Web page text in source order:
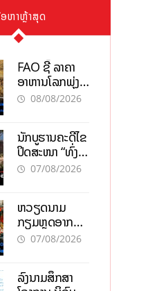
ອຫາຫຼ້າສຸດ
FAO ຊີ້ ລາຄາ
ອາຫານໂລກພຸ່ງ
ສູງສຸດໃນຮອບ 3
ສົງຄາມ, El
nino
08/08/2026
ນັກບູຮານຄະດີໄຂ
ປິດສະໜາ “ທົ່ງ
ໄຫຫີນ” ຫຼັງພົບ
07/08/2026
ຫວຽດນາມ
ກຽມຫຼຸດອາກອນ
ລາຍໄດ້ 30%
ແລະ ຈຸນລະ
07/08/2026
ລົງນາມສຶກສາ